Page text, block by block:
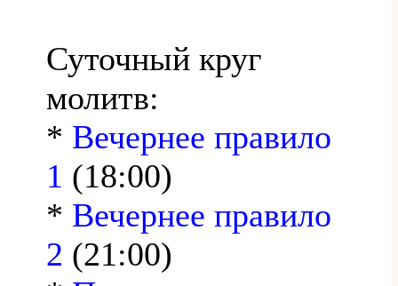
Суточный круг
молитв:
* Вечернее правило
1 (18:00)
* Вечернее правило
2 (21:00)